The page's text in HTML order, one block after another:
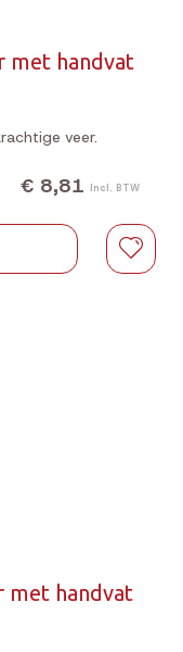
met handvat
veer.
€ 8,81 Incl. BTW
met handvat